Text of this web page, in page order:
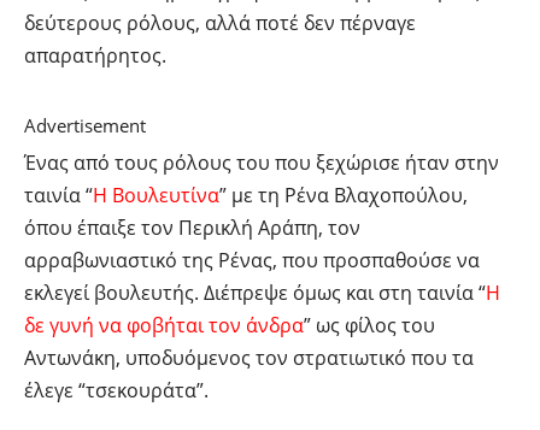
δεύτερους ρόλους, αλλά ποτέ δεν πέρναγε
απαρατήρητος.
Advertisement
Ένας από τους ρόλους του που ξεχώρισε ήταν στην
ταινία “Η Βουλευτίνα” με τη Ρένα Βλαχοπούλου,
όπου έπαιξε τον Περικλή Αράπη, τον
αρραβωνιαστικό της Ρένας, που προσπαθούσε να
εκλεγεί βουλευτής. Διέπρεψε όμως και στη ταινία “Η
δε γυνή να φοβήται τον άνδρα” ως φίλος του
Αντωνάκη, υποδυόμενος τον στρατιωτικό που τα
έλεγε “τσεκουράτα”.